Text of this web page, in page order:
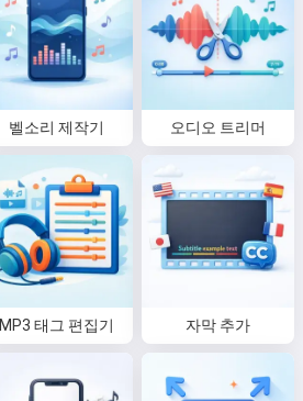
벨소리 제작기 오디오 트리머
MP3 태그 편집기 자막 추가